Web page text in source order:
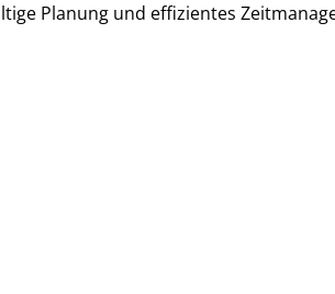
Planung und effizientes